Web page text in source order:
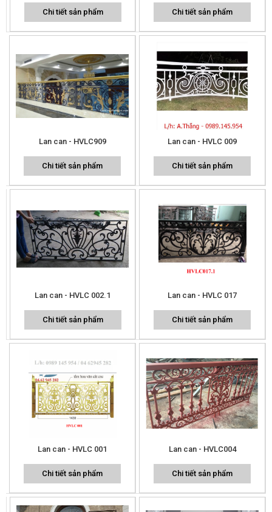
Chi tiết sản phẩm Chi tiết sản phẩm
Lan can - HVLC909
Chi tiết sản phẩm
Lan can - HVLC 009
Chi tiết sản phẩm
Lan can - HVLC 002.1
Chi tiết sản phẩm
Lan can - HVLC 017
Chi tiết sản phẩm
Lan can - HVLC 001
Chi tiết sản phẩm
Lan can - HVLC004
Chi tiết sản phẩm